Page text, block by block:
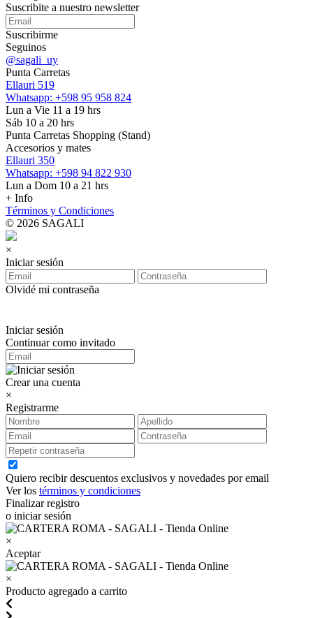
Suscribite a nuestro newsletter
Suscribirme
Seguinos
@sagali_uy
Punta Carretas
Ellauri 519
Whatsapp: +598 95 958 824
Lun a Vie 11 a 19 hrs
Sáb 10 a 20 hrs
Punta Carretas Shopping (Stand)
Accesorios y mates
Ellauri 350
Whatsapp: +598 94 822 930
Lun a Dom 10 a 21 hrs
+ Info
Términos y Condiciones
© 2026 SAGALI
×
Iniciar sesión
Olvidé mi contraseña
Iniciar sesión
Continuar como invitado
Crear una cuenta
×
Registrarme
Quiero recibir descuentos exclusivos y novedades por email
Ver los términos y condiciones
Finalizar registro
o iniciar sesión
×
Aceptar
×
Producto agregado a carrito